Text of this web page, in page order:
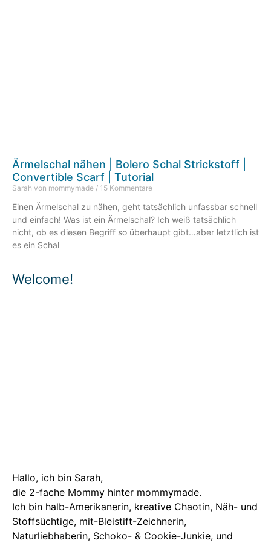
Welcome!
Hallo, ich bin Sarah,
die 2-fache Mommy hinter mommymade.
Ich bin halb-Amerikanerin, kreative Chaotin, Näh- und
Stoffsüchtige, mit-Bleistift-Zeichnerin,
Naturliebhaberin, Schoko- & Cookie-Junkie, und
Ärmelschal nähen | Bolero Schal Strickstoff |
Convertible Scarf | Tutorial
Sarah von mommymade 15 Kommentare
Einen Ärmelschal zu nähen, geht tatsächlich unfassbar schnell
und einfach! Was ist ein Ärmelschal? Ich weiß tatsächlich
nicht, ob es diesen Begriff so überhaupt gibt…aber letztlich ist
es ein Schal